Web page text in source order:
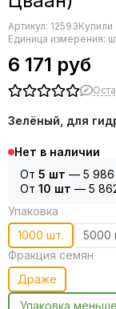
Артикул: 12593
Единица измерения:
6 171 руб
Зелёный, для
Нет в наличии
От 5 шт — 5
От 10 шт — 5
Упаковка
1000 шт.
5000
Фракция семян
Драже
Упаковка